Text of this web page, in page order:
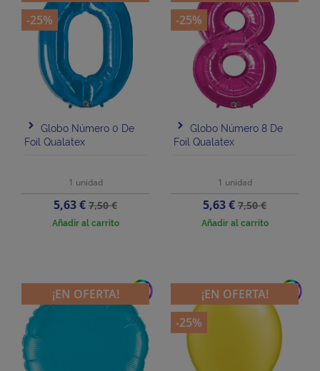
Globo Número 0 De
Foil Qualatex
1 unidad
Precio
5,63 €Precio
base
7,50 €
Añadir al carrito
-25%
Globo Número 8 De
Foil Qualatex
1 unidad
Precio
5,63 €Precio
base
7,50 €
Añadir al carrito
-25%
add
¡EN OFERTA! add
¡EN OFERTA!
-25%